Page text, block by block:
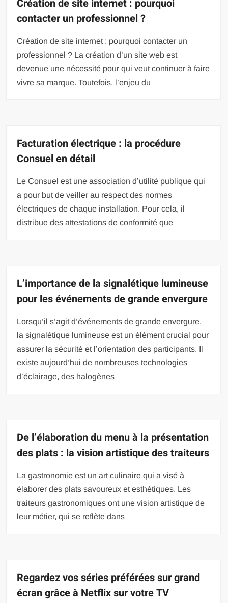
Création de site internet : pourquoi
contacter un professionnel ?
Création de site internet : pourquoi contacter un
professionnel ? La création d’un site web est
devenue une nécessité pour qui veut continuer à faire
vivre sa marque. Toutefois, l’enjeu du
Facturation électrique : la procédure
Consuel en détail
Le Consuel est une association d’utilité publique qui
a pour but de veiller au respect des normes
électriques de chaque installation. Pour cela, il
distribue des attestations de conformité que
L’importance de la signalétique lumineuse
pour les événements de grande envergure
Lorsqu’il s’agit d’événements de grande envergure,
la signalétique lumineuse est un élément crucial pour
assurer la sécurité et l’orientation des participants. Il
existe aujourd’hui de nombreuses technologies
d’éclairage, des halogènes
De l’élaboration du menu à la présentation
des plats : la vision artistique des traiteurs
La gastronomie est un art culinaire qui a visé à
élaborer des plats savoureux et esthétiques. Les
traiteurs gastronomiques ont une vision artistique de
leur métier, qui se reflète dans
Regardez vos séries préférées sur grand
écran grâce à Netflix sur votre TV